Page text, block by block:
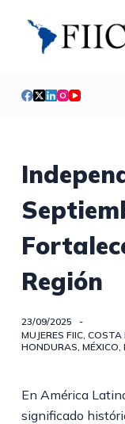
a
n
d
o
Región
23/09/2025
MUJERES FIIC, COSTA
HONDURAS MÉXICO
En América
significado